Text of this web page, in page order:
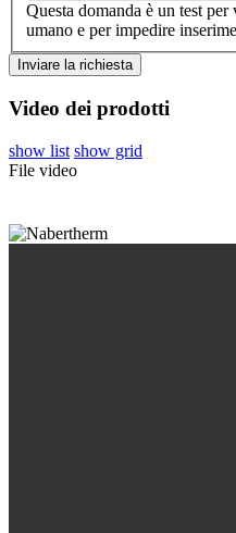
Questa domanda è un test
Video dei prodotti
show list show grid
File video